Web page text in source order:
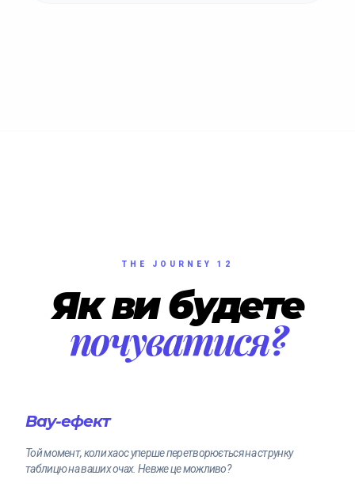
THE JOURNEY 12
Як ви будете
почуватися?
Вау-ефект
Той момент, коли хаос уперше перетворюється на струнку
таблицю на ваших очах. Невже це можливо?